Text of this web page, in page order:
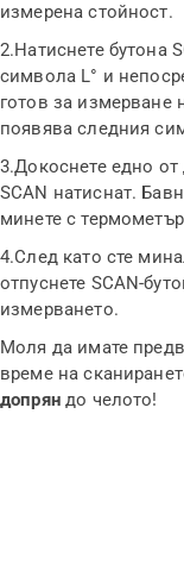
измерена стойност.
2.Натиснете бутона
символа L° и
готов за измерване
появява следния
3.Докоснете едно от
SCAN натиснат.
минете с
4.След като сте
отпуснете SCAN-
измерването.
Моля да имате
време на
допряндо челото!